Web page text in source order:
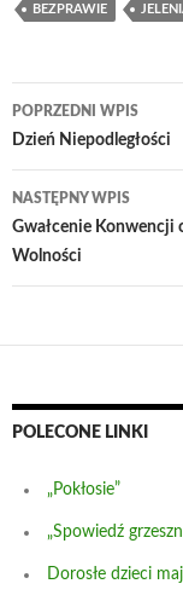
BEZPRAWIE
Nawigacja
wpisu
POPRZEDNI WPIS
Dzień Niepodległości
NASTĘPNY WPIS
Gwałcenie Konwencji
Wolności
POLECONE LINKI
„Pokłosie”
„Spowiedź
Dorosłe dzieci